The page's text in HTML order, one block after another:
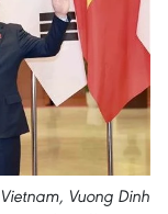
Vuong Dinh